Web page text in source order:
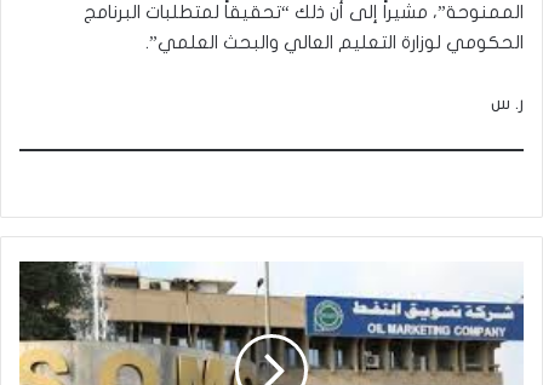
الممنوحة”، مشيراً إلى أن ذلك “تحقيقاً لمتطلبات البرنامج
الحكومي لوزارة التعليم العالي والبحث العلمي”.
ر. س
تكشف
تفاصيل
تقليص
العراق